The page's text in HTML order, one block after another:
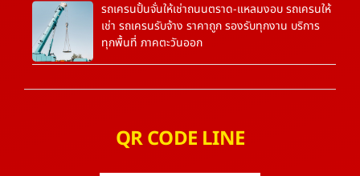
รถเครนปั้นจั่นให้เช่าถนนตราด-แหลมงอบ รถเครนให้
เช่า รถเครนรับจ้าง ราคาถูก รองรับทุกงาน บริการ
ทุกพื้นที่ ภาคตะวันออก
QR CODE LINE